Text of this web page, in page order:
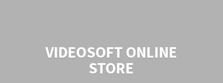
VIDEOSOFT ONLINE
STORE